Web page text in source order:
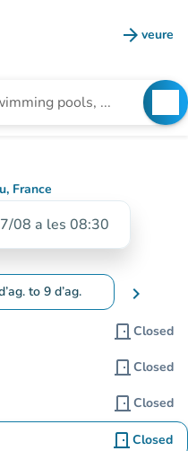
arrow_forward veure
(new
France
Maps)
08 a les 08:30
to 9 d’ag.
to change dates
chevron_right
door_front Closed
door_front Closed
door_front Closed
door_front Closed